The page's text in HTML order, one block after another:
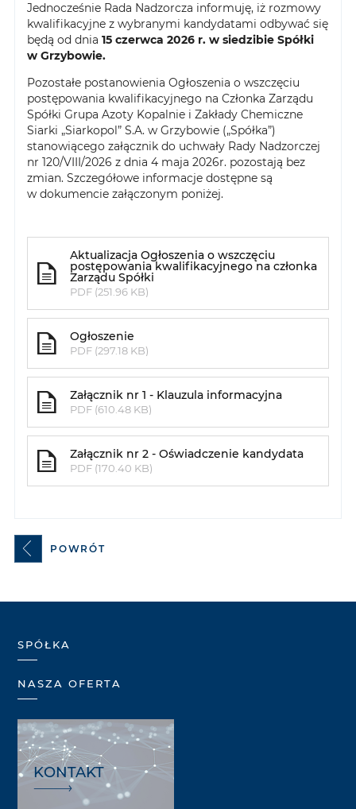
Jednocześnie Rada Nadzorcza informuję, iż rozmowy
kwalifikacyjne z wybranymi kandydatami odbywać się
będą od dnia 15 czerwca 2026 r. w siedzibie Spółki
w Grzybowie.
Pozostałe postanowienia Ogłoszenia o wszczęciu
postępowania kwalifikacyjnego na Członka Zarządu
Spółki Grupa Azoty Kopalnie i Zakłady Chemiczne
Siarki „Siarkopol” S.A. w Grzybowie („Spółka”)
stanowiącego załącznik do uchwały Rady Nadzorczej
nr 120/VIII/2026 z dnia 4 maja 2026r. pozostają bez
zmian. Szczegółowe informacje dostępne są
w dokumencie załączonym poniżej.
Aktualizacja Ogłoszenia o wszczęciu
postępowania kwalifikacyjnego na członka
Zarządu Spółki
PDF (251.96 KB)
Ogłoszenie
PDF (297.18 KB)
Załącznik nr 1 - Klauzula informacyjna
PDF (610.48 KB)
Załącznik nr 2 - Oświadczenie kandydata
PDF (170.40 KB)
POWRÓT
SPÓŁKA
NASZA OFERTA
KONTAKT